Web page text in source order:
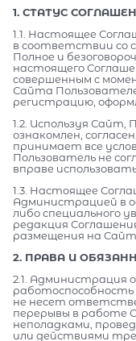
1. СТАТУС
1.1. Настоящее
в соответствии со
Полное и
настоящего
совершенным с
Сайта
регистрацию,
1.2. Используя
ознакомлен,
принимает все
Пользователь не
вправе
1.3. Настоящее
Администрацией в
либо специального
редакция
размещения на
2. ПРАВА И
2.1. Администрация
не несет
перерывы в работе
неполадками,
или действиями